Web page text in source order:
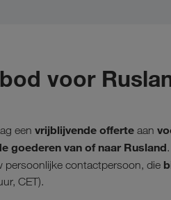
voor
een vrijblijvende offerte aan
goederen van of naar Rusland
persoonlijke contactpersoon, die
CET).